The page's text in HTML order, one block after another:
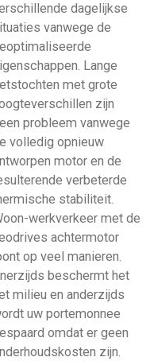
dagelijkse
vanwege de
Lange
met grote
zijn
probleem vanwege
volledig opnieuw
motor en de
verbeterde
stabiliteit.
werkverkeer met de
achtermotor
op veel manieren.
beschermt het
milieu en anderzijds
uw portemonnee
omdat er geen
zijn.